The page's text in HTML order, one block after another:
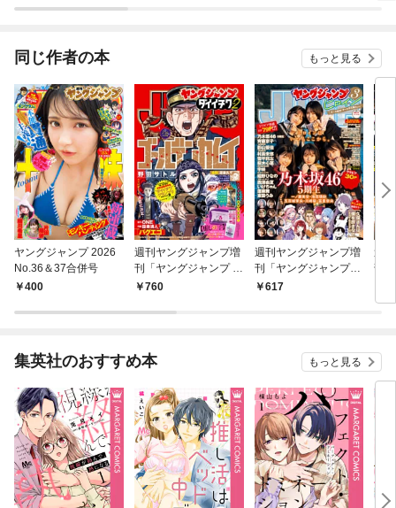
同じ作者の本 もっと見る
ヤングジャンプ 2026
No.36＆37合併号
400
週刊ヤングジャンプ増
刊「ヤングジャンプ ダ
イイチワ」 vol.2
760
週刊ヤングジャンプ増
刊「ヤングジャンプヒ
ロイン3」
617
週
刊
集英社のおすすめ本 もっと見る